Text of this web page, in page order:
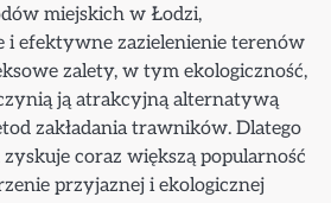
miejskich w Łodzi,
i efektywne zazielenienie terenów
zalety, w tym ekologiczność,
ją atrakcyjną alternatywą
zakładania trawników. Dlatego
coraz większą popularność
przyjaznej i ekologicznej